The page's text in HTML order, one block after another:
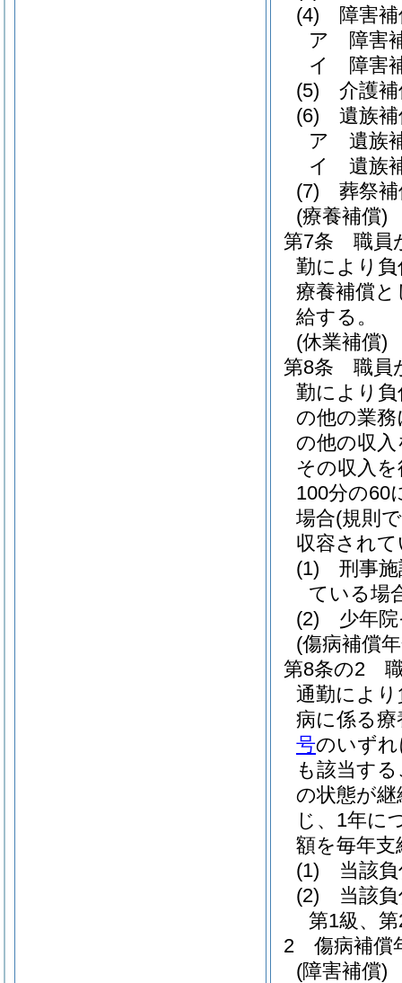
(4)
障害
ア
障害
イ
障害
(5)
介護
(6)
遺族
ア
遺族
イ
遺族
(7)
葬祭
(療養補償)
第7条
職員
勤により
療養補償
給する。
(休業補償)
第8条
職員
勤により
の他の業
の他の収
その収入
100分の60
場合(規則
収容され
(1)
刑事
ている場
(2)
少年
(傷病補償
第8条の2
通勤によ
病に係る
号のいず
も該当す
の状態が
じ、1年に
額を毎年支
(1)
当該
(2)
当該
第1級、
2
傷病補償
(障害補償)